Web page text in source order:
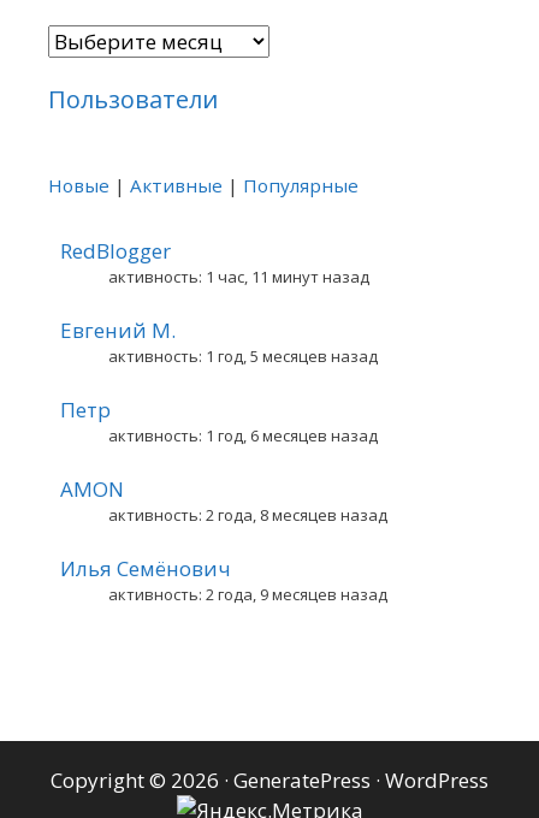
Архивы
Пользователи
Новые | Активные | Популярные
RedBlogger
активность: 1 час, 11 минут назад
Евгений М.
активность: 1 год, 5 месяцев назад
Петр
активность: 1 год, 6 месяцев назад
AMON
активность: 2 года, 8 месяцев назад
Илья Семёнович
активность: 2 года, 9 месяцев назад
Copyright © 2026 · GeneratePress · WordPress